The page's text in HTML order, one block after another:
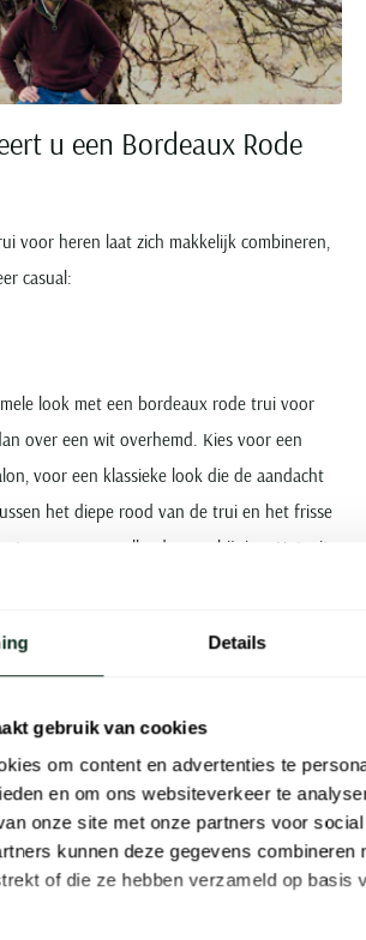
Details
gebruik van cookies
om content en advertenties te
en om ons websiteverkeer te
onze site met onze partners voor
kunnen deze gegevens combineren
of die ze hebben verzameld op basis
u een Bordeaux Rode
voor heren laat zich makkelijk combineren,
casual:
look met een bordeaux rode trui voor
over een wit overhemd. Kies voor een
voor een klassieke look die de aandacht
het diepe rood van de trui en het frisse
voor een opvallende verschijning. Het wit
voldoende verfijning. Dankzij het blauw
is een goede keuze als u denkt aan
rode trui voor heren combineren voor
Kies dan voor een jeans of chino’s. In
gaat dit goed samen met de warme tint van